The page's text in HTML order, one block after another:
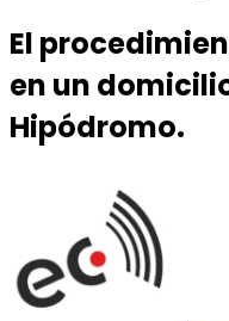
El
en un
Hipódromo.